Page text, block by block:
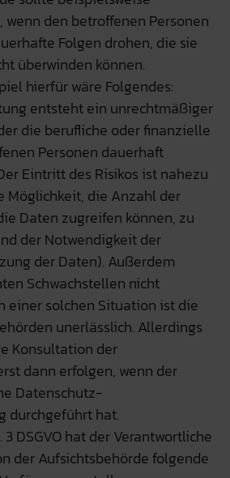
den betroffenen Personen
Folgen drohen, die sie
überwinden können.
hierfür wäre Folgendes:
entsteht ein unrechtmäßiger
die berufliche oder finanzielle
Personen dauerhaft
Eintritt des Risikos ist nahezu
Möglichkeit, die Anzahl der
Daten zugreifen können, zu
der Notwendigkeit der
der Daten). Außerdem
Schwachstellen nicht
einer solchen Situation ist die
unerlässlich. Allerdings
Konsultation der
dann erfolgen, wenn der
Datenschutz-
durchgeführt hat.
DSGVO hat der Verantwortliche
der Aufsichtsbehörde folgende